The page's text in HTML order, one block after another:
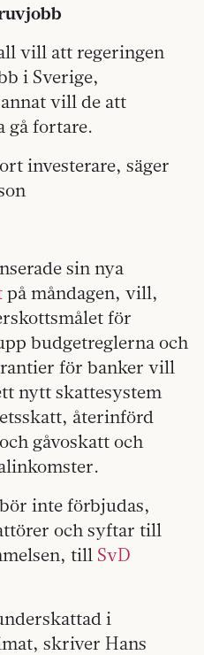
vill att regeringen
i Sverige,
vill de att
gå fortare.
investerare, säger
sin nya
på måndagen, vill,
för
budgetreglerna och
för banker vill
nytt skattesystem
återinförd
gåvoskatt och
inte förbjudas,
och syftar till
till SvD
i
skriver Hans